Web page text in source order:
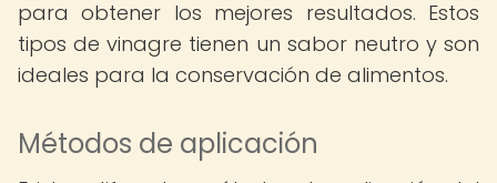
para obtener los mejores resultados. Estos
tipos de vinagre tienen un sabor neutro y son
ideales para la conservación de alimentos.
Métodos de aplicación